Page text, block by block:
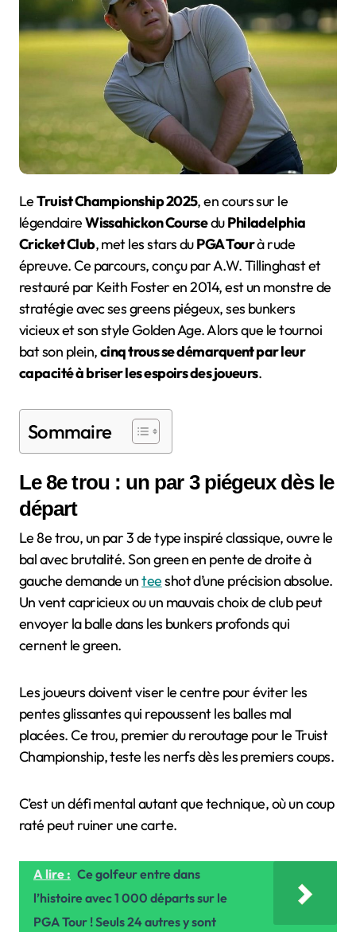
LeTruist Championship 2025, en cours sur le
légendaireWissahickon CourseduPhiladelphia
Cricket Club, met les stars duPGA Tourà rude
épreuve. Ce parcours, conçu par A.W. Tillinghast et
restauré par Keith Foster en 2014, est un monstre de
stratégie avec ses greens piégeux, ses bunkers
vicieux et son style Golden Age. Alors que le tournoi
bat son plein,cinq trous se démarquent par leur
capacité à briser les espoirs des joueurs.
Sommaire
Le 8e trou : un par 3 piégeux dès le
départ
Le 8e trou, un par 3 de type inspiré classique, ouvre le
bal avec brutalité. Son green en pente de droite à
gauche demande unteeshot d’une précision absolue.
Un vent capricieux ou un mauvais choix de club peut
envoyer la balle dans les bunkers profonds qui
cernent le green.
Les joueurs doivent viser le centre pour éviter les
pentes glissantes qui repoussent les balles mal
placées. Ce trou, premier du reroutage pour le Truist
Championship, teste les nerfs dès les premiers coups.
C’est un défi mental autant que technique, où un coup
raté peut ruiner une carte.
A lire : Ce golfeur entre dans
l’histoire avec 1 000 départs sur le
PGA Tour ! Seuls 24 autres y sont